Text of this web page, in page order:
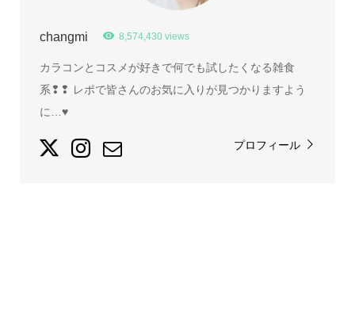
changmi 8,574,430 views
カラコンとコスメが好きで何でも試したくなる雑食
系❢❢ レポで皆さんのお気に入りが見つかりますよう
に…♥
プロフィール